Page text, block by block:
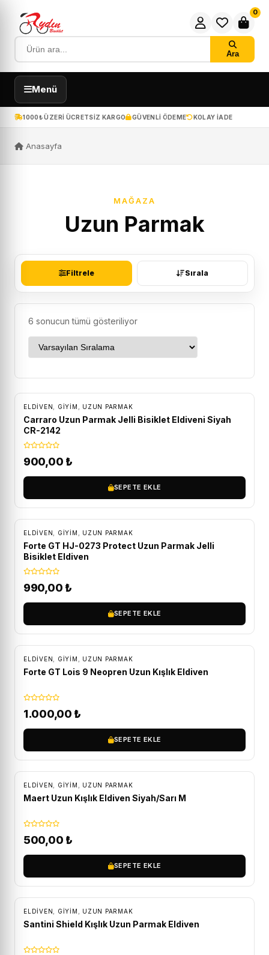
Ara
0
Menü
1000₺ ÜZERI ÜCRETSIZ KARGO GÜVENLI ÖDEME KOLAY IADE
Anasayfa
MAĞAZA
Uzun Parmak
Filtrele Sırala
6 sonucun tümü gösteriliyor
ELDIVEN GİYİM UZUN PARMAK
Carraro Uzun Parmak Jelli Bisiklet Eldiveni Siyah
CR-2142
900,00 ₺
SEPETE EKLE
ELDIVEN GİYİM UZUN PARMAK
Forte GT HJ-0273 Protect Uzun Parmak Jelli
Bisiklet Eldiven
990,00 ₺
SEPETE EKLE
ELDIVEN GİYİM UZUN PARMAK
Forte GT Lois 9 Neopren Uzun Kışlık Eldiven
1.000,00 ₺
SEPETE EKLE
ELDIVEN GİYİM UZUN PARMAK
Maert Uzun Kışlık Eldiven Siyah/Sarı M
500,00 ₺
SEPETE EKLE
ELDIVEN GİYİM UZUN PARMAK
Santini Shield Kışlık Uzun Parmak Eldiven